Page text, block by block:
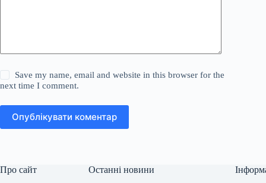
Save my name, email and website in this browser for the
next time I comment.
Опублікувати коментар
Про сайт Останні новини